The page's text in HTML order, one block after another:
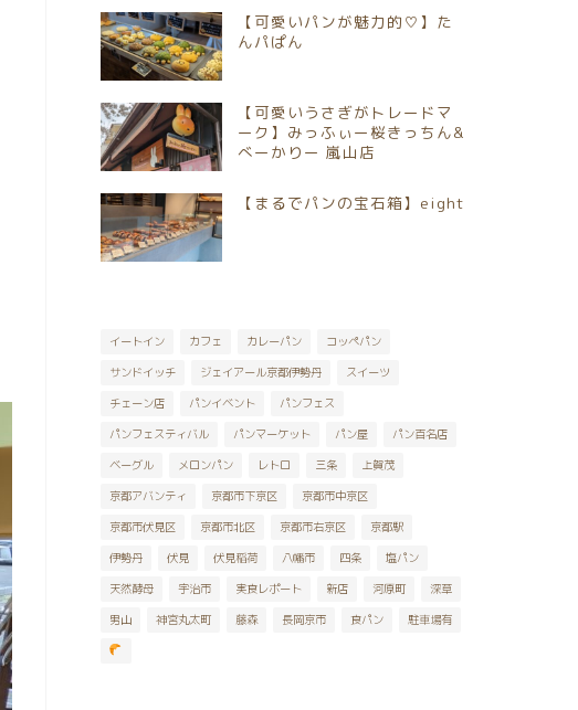
【可愛いパンが魅力的♡】た
んパぱん
【可愛いうさぎがトレードマ
ーク】みっふぃー桜きっちん&
べーかりー 嵐山店
【まるでパンの宝石箱】eight
イートイン カフェ カレーパン
コッペパン
サンドイッチ
ジェイアール京都伊勢丹
スイーツ
チェーン店
パンイベント
パンフェス
パンフェスティバル
パンマーケット パン屋
パン百名店
ベーグル
メロンパン レトロ 三条
上賀茂
京都アバンティ
京都市下京区
京都市中京区
京都市伏見区
京都市北区 京都市右京区
京都駅
伊勢丹
伏見 伏見稲荷 八幡市 四条
塩パン
天然酵母
宇治市 実食レポート 新店 河原町
深草
男山
神宮丸太町 藤森 長岡京市 食パン 駐車場有